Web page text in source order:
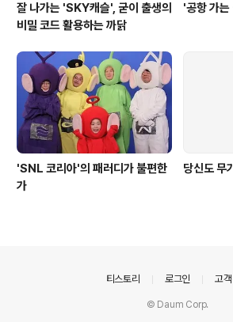
잘 나가는 'SKY캐슬', 굳이 출생의
비밀 코드 활용하는 까닭
'공항 가는
'SNL 코리아'의 패러디가 불편한
가
당신도 무
티스토리 로그인 고
© Daum Corp.